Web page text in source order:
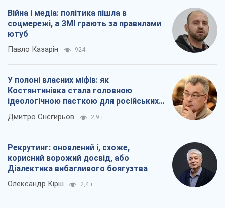
Війна і медіа: політика пішла в
соцмережі, а ЗМІ грають за правилами
ютуб
Павло Казарін 924
У полоні власних міфів: як
Костянтинівка стала головною
ідеологічною пасткою для російських
окупантів
Дмитро Снєгирьов 2,9 т.
Рекрутинг: оновлений і, схоже,
корисний ворожий досвід, або
Діалектика вибагливого боягузтва
Олександр Кірш 2,4 т.